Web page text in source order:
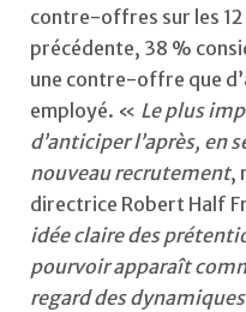
contre-offres sur les 12
précédente, 38 %
une contre-offre que
employé. « Le plus
d’anticiper l’après, en
nouveau recrutement,
directrice Robert Half
idée claire des
pourvoir apparaît
regard des